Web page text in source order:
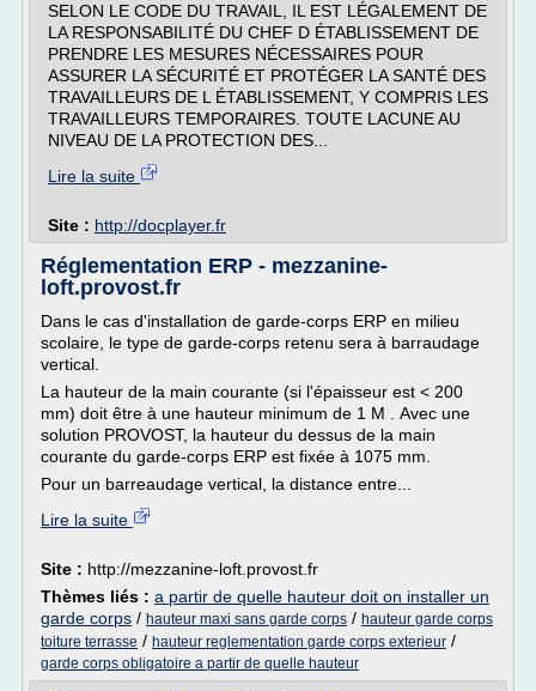
SELON LE CODE DU TRAVAIL, IL EST LÉGALEMENT DE
LA RESPONSABILITÉ DU CHEF D ÉTABLISSEMENT DE
PRENDRE LES MESURES NÉCESSAIRES POUR
ASSURER LA SÉCURITÉ ET PROTÉGER LA SANTÉ DES
TRAVAILLEURS DE L ÉTABLISSEMENT, Y COMPRIS LES
TRAVAILLEURS TEMPORAIRES. TOUTE LACUNE AU
NIVEAU DE LA PROTECTION DES...
Lire la suite
Site : http://docplayer.fr
Réglementation ERP - mezzanine-
loft.provost.fr
Dans le cas d'installation de garde-corps ERP en milieu
scolaire, le type de garde-corps retenu sera à barraudage
vertical.
La hauteur de la main courante (si l'épaisseur est < 200
mm) doit être à une hauteur minimum de 1 M . Avec une
solution PROVOST, la hauteur du dessus de la main
courante du garde-corps ERP est fixée à 1075 mm.
Pour un barreaudage vertical, la distance entre...
Lire la suite
Site : http://mezzanine-loft.provost.fr
Thèmes liés : a partir de quelle hauteur doit on installer un
garde corps / hauteur maxi sans garde corps / hauteur garde corps
toiture terrasse / hauteur reglementation garde corps exterieur /
garde corps obligatoire a partir de quelle hauteur